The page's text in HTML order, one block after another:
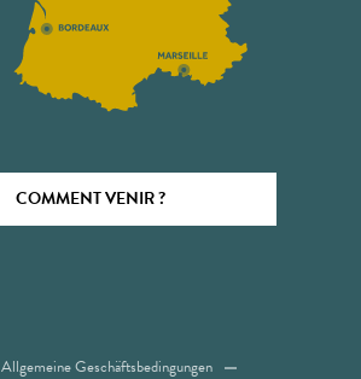
COMMENT VENIR ?
Allgemeine Geschäftsbedingungen